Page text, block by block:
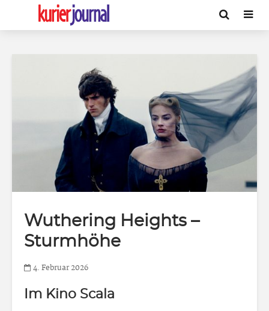
Wuthering Heights –
Sturmhöhe
4. Februar 2026
Im Kino Scala